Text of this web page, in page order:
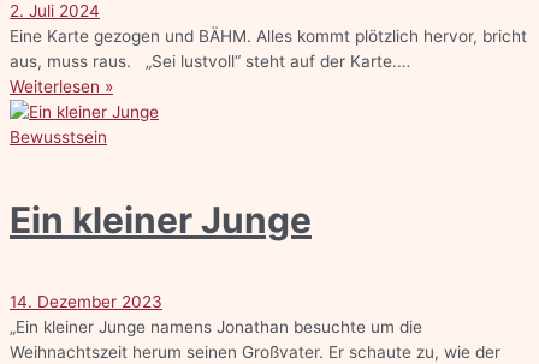
2. Juli 2024
Eine Karte gezogen und BÄHM. Alles kommt plötzlich hervor, bricht
aus, muss raus. „Sei lustvoll“ steht auf der Karte.…
Weiterlesen »
Bewusstsein
Ein kleiner Junge
14. Dezember 2023
„Ein kleiner Junge namens Jonathan besuchte um die
Weihnachtszeit herum seinen Großvater. Er schaute zu, wie der